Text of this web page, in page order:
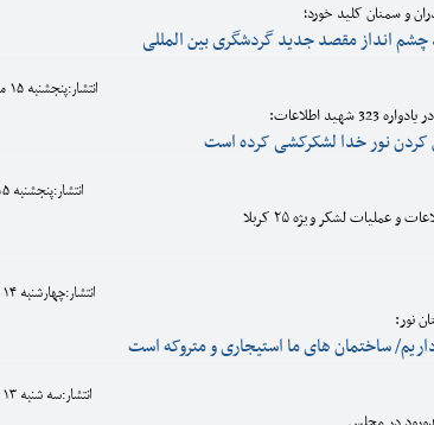
و سمنان کلید خورد؛
چشم انداز مقصد جدید گردشگری بین المللی
انتشار:پنجشنبه 15 مهر 1395-22:28
اطلاعات:
نور خدا لشکرکشی کرده است
انتشار:پنجشنبه 15 مهر 1395-9:5
و عملیات لشکر ویژه ۲۵ کربلا
انتشار:چهارشنبه 14 مهر 1395-9:40
نور:
انتشار:سه شنبه 13 مهر 1395-10:7